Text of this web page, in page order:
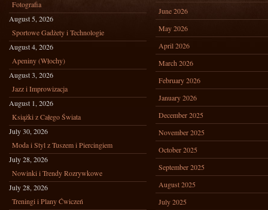
Fotografia
August 5, 2026
Sportowe Gadżety i Technologie
August 4, 2026
Apeniny (Włochy)
August 3, 2026
Jazz i Improwizacja
August 1, 2026
Książki z Całego Świata
July 30, 2026
Moda i Styl z Tuszem i Piercingiem
July 28, 2026
Nowinki i Trendy Rozrywkowe
July 28, 2026
Treningi i Plany Ćwiczeń
June 2026
May 2026
April 2026
March 2026
February 2026
January 2026
December 2025
November 2025
October 2025
September 2025
August 2025
July 2025